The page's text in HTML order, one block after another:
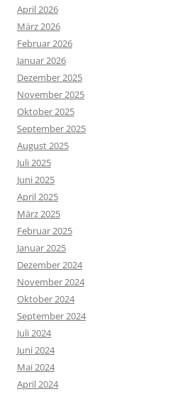
April 2026
März 2026
Februar 2026
Januar 2026
Dezember 2025
November 2025
Oktober 2025
September 2025
August 2025
Juli 2025
Juni 2025
April 2025
März 2025
Februar 2025
Januar 2025
Dezember 2024
November 2024
Oktober 2024
September 2024
Juli 2024
Juni 2024
Mai 2024
April 2024